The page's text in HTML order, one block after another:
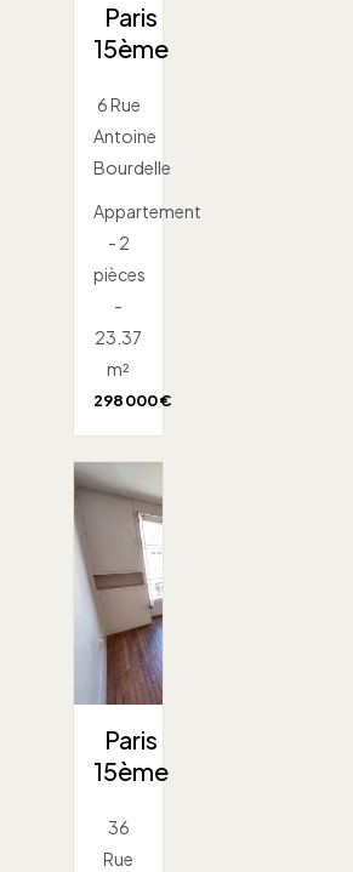
Paris
15ème
6 Rue
Antoine
Bourdelle
Appartement
- 2
pièces
-
23.37
m²
298 000 €
Paris
15ème
36
Rue